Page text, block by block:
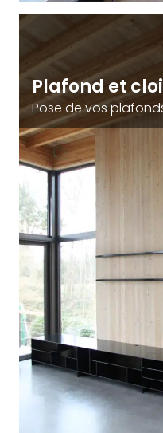
Plafond et
Pose de vos